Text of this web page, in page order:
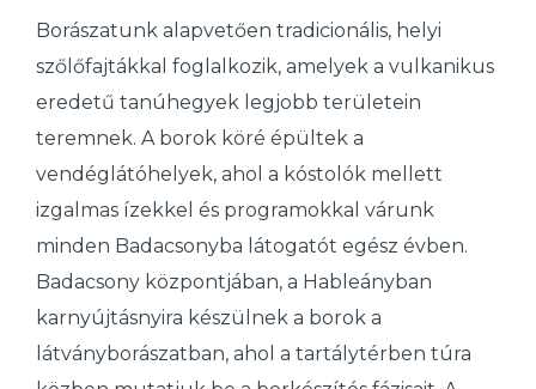
Borászatunk alapvetően tradicionális, helyi
szőlőfajtákkal foglalkozik, amelyek a vulkanikus
eredetű tanúhegyek legjobb területein
teremnek. A borok köré épültek a
vendéglátóhelyek, ahol a kóstolók mellett
izgalmas ízekkel és programokkal várunk
minden Badacsonyba látogatót egész évben.
Badacsony központjában, a Hableányban
karnyújtásnyira készülnek a borok a
látványborászatban, ahol a tartálytérben túra